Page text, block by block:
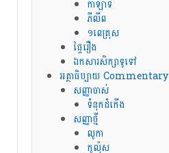
កាឡាទី
ភីលីព
១ពេត្រុស
ផ្ទៃរឿង
ឯកសារសិក្សាទូទៅ
អត្ថាធិប្បាយ Commentary
សញ្ញាចាស់
ទំនុកដំកើង
សញ្ញាថ្មី
លូកា
កូល៉ុស